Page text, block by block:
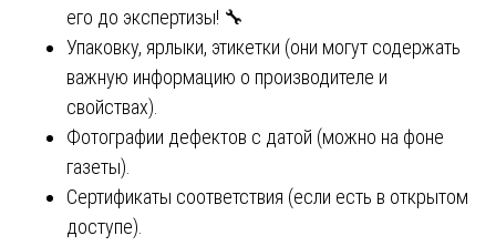
его до экспертизы! 🔧
Упаковку, ярлыки, этикетки (они могут содержать
важную информацию о производителе и
свойствах).
Фотографии дефектов с датой (можно на фоне
газеты).
Сертификаты соответствия (если есть в открытом
доступе).